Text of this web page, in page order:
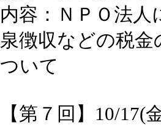
内容：ＮＰＯ法
泉徴収などの税
ついて
【第７回】10/